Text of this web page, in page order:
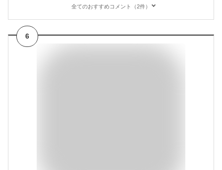
全てのおすすめコメント（2件）
6